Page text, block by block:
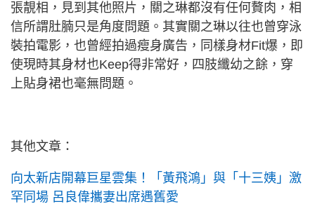
張靚相，見到其他照片，關之琳都沒有任何贅肉，相
信所謂肚腩只是角度問題。其實關之琳以往也曾穿泳
裝拍電影，也曾經拍過瘦身廣告，同樣身材Fit爆，即
使現時其身材也Keep得非常好，四肢纖幼之餘，穿
上貼身裙也毫無問題。
其他文章：
向太新店開幕巨星雲集！「黃飛鴻」與「十三姨」激
罕同場 呂良偉攜妻出席遇舊愛